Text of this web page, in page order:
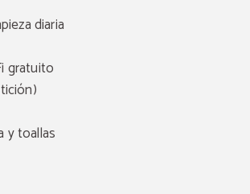
diaria
gratuito
y toallas